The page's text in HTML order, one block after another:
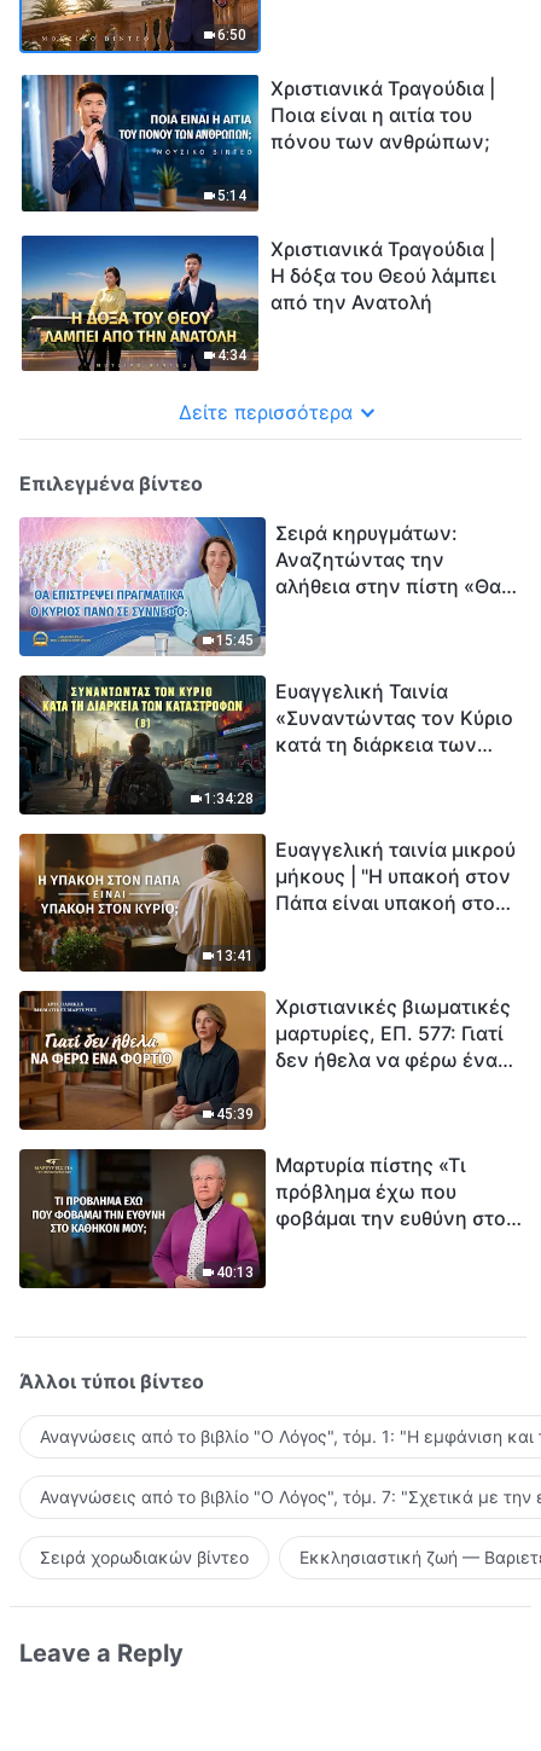
6:50
5:14
Χριστιανικά Τραγούδια |
Ποια είναι η αιτία του
πόνου των ανθρώπων;
4:34
Χριστιανικά Τραγούδια |
Η δόξα του Θεού λάμπει
από την Ανατολή
Δείτε περισσότερα
Επιλεγμένα βίντεο
15:45
Σειρά κηρυγμάτων:
Αναζητώντας την
αλήθεια στην πίστη «Θα
1:34:28
Ευαγγελική Ταινία
«Συναντώντας τον Κύριο
κατά τη διάρκεια των
εξαφάνισης». Οι
καταστροφές χτυπούν.
Ξεκινά η αντίστροφη
13:41
Ευαγγελική ταινία μικρού
μήκους | "Η υπακοή στον
Πάπα είναι υπακοή στον
45:39
Χριστιανικές βιωματικές
μαρτυρίες, ΕΠ. 577: Γιατί
δεν ήθελα να φέρω ένα
40:13
Μαρτυρία πίστης «Τι
πρόβλημα έχω που
φοβάμαι την ευθύνη στο
Άλλοι τύποι βίντεο
Αναγνώσεις από το βιβλίο "Ο Λόγος", τόμ. 1: "Η εμφάνιση
Αναγνώσεις από το βιβλίο "Ο Λόγος", τόμ. 7: "Σχετικά με την
Σειρά χορωδιακών βίντεο Εκκλησιαστική ζωή —
Leave a Reply